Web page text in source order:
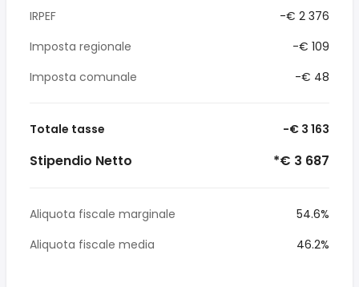
IRPEF
-€ 2 376
Imposta regionale
-€ 109
Imposta comunale
-€ 48
Totale tasse -€ 3 163
Stipendio Netto *€ 3 687
Aliquota fiscale marginale
54.6%
Aliquota fiscale media
46.2%